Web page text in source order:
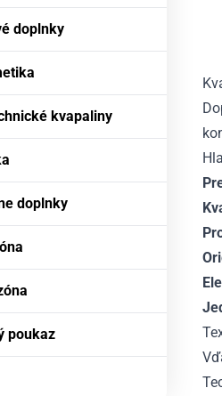
doplnky
kvapaliny
doplnky
poukaz